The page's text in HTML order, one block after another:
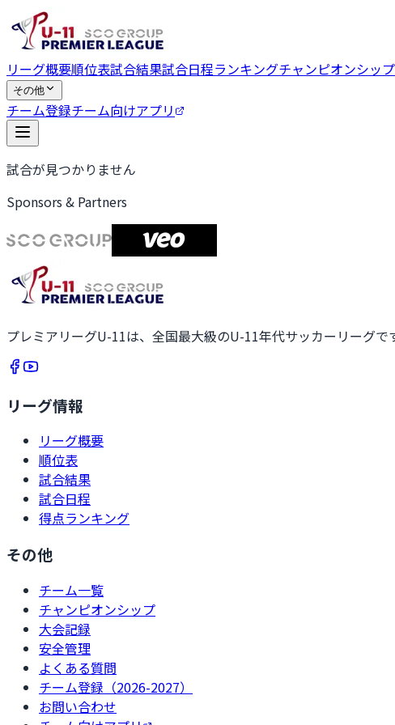
リーグ概要順位表試合結果試合日程ランキングチャンピオンシップ
その他
チーム登録チーム向けアプリ
試合が見つかりません
Sponsors & Partners
プレミアリーグU-11は、全国最大級のU-11年代サッカーリーグで
リーグ情報
リーグ概要
順位表
試合結果
試合日程
得点ランキング
その他
チーム一覧
チャンピオンシップ
大会記録
安全管理
よくある質問
チーム登録（2026-2027）
お問い合わせ